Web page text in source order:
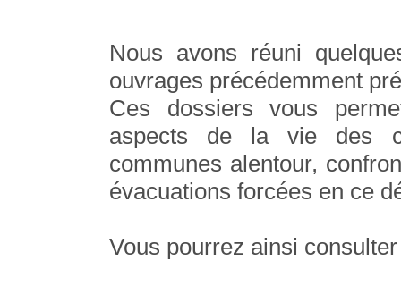
Nous avons réuni
ouvrages précédemment
Ces dossiers vous
aspects de la vie des
communes alentour,
évacuations forcées en ce
Vous pourrez ainsi